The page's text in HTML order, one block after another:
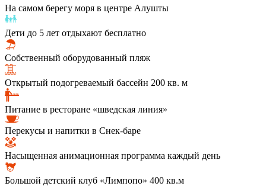
На самом берегу моря в центре Алушты
Дети до 5 лет отдыхают бесплатно
Собственный оборудованный пляж
Открытый подогреваемый бассейн 200 кв. м
Питание в ресторане «шведская линия»
Перекусы и напитки в Снек-баре
Насыщенная анимационная программа каждый день
Большой детский клуб «Лимпопо» 400 кв.м